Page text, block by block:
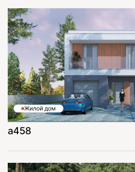
Жилой дом
а458